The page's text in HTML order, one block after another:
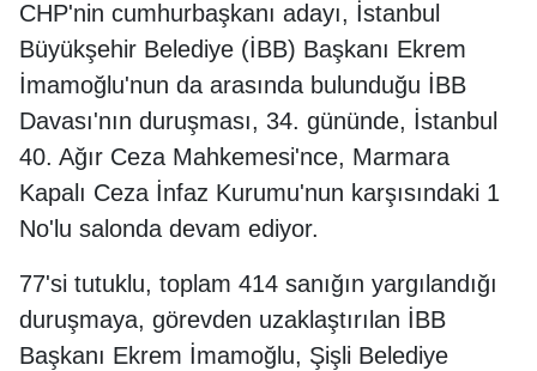
CHP'nin cumhurbaşkanı adayı, İstanbul
Büyükşehir Belediye (İBB) Başkanı Ekrem
İmamoğlu'nun da arasında bulunduğu İBB
Davası'nın duruşması, 34. gününde, İstanbul
40. Ağır Ceza Mahkemesi'nce, Marmara
Kapalı Ceza İnfaz Kurumu'nun karşısındaki 1
No'lu salonda devam ediyor.
77'si tutuklu, toplam 414 sanığın yargılandığı
duruşmaya, görevden uzaklaştırılan İBB
Başkanı Ekrem İmamoğlu, Şişli Belediye